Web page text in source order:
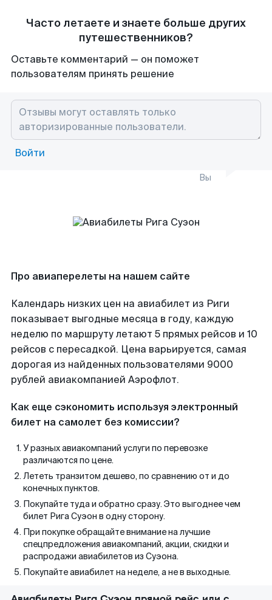
Часто летаете и знаете больше других
путешественников?
Оставьте комментарий — он поможет
пользователям принять решение
Войти
Вы
Про авиаперелеты на нашем сайте
Календарь низких цен на авиабилет из Риги
показывает выгодные месяца в году, каждую
неделю по маршруту летают 5 прямых рейсов и 10
рейсов с пересадкой. Цена варьируется, самая
дорогая из найденных пользователями 9000
рублей авиакомпанией Аэрофлот.
Как еще сэкономить используя электронный
билет на самолет без комиссии?
У разных авиакомпаний услуги по перевозке
различаются по цене.
Лететь транзитом дешево, по сравнению от и до
конечных пунктов.
Покупайте туда и обратно сразу. Это выгоднее чем
билет Рига Суэон в одну сторону.
При покупке обращайте внимание на лучшие
спецпредложения авиакомпаний, акции, скидки и
распродажи авиабилетов из Суэона.
Покупайте авиабилет на неделе, а не в выходные.